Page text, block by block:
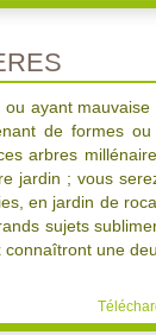
ayant
de formes
arbres
jardin ; vous
en jardin de
sujets
une